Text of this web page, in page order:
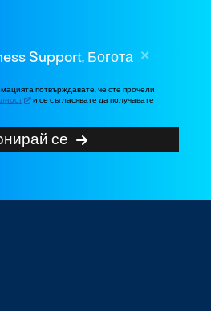
Support, Богота
потвърждавате, че сте прочели
и се съгласявате да получавате
се